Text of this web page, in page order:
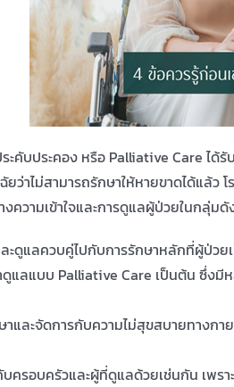
คับประคอง หรือ Palliative Care ได้รั
ว่าไม่สามารถรักษาให้หายขาดได้แล้
ความเข้าใจและการดูแลผู้ป่วยในกลุ่ม
ะดูแลควบคู่ไปกับการรักษาหลักที่ผู้ป่ว
แลแบบ Palliative Care เป็นต้น ซึ่งมี
าและจัดการกับความไม่สุขสบายทาง
รอบครัวและผู้ที่ดูแลด้วยเช่นกัน เพร